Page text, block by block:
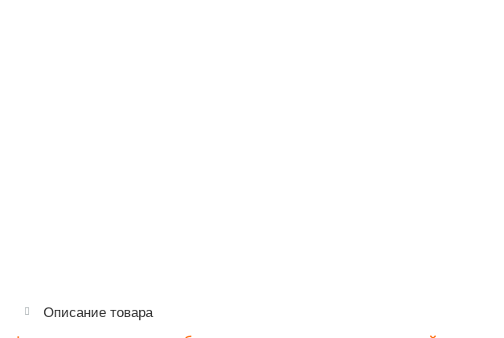
Описание товара